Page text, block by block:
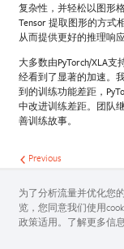
复杂性，并轻松以图形
Tensor 提取图形的方式
从而提供更好的推理响应
大多数由PyTorch/XLA
经看到了显著的加速。
到的训练功能差距，
中改进训练差距。团队
善训练故事。
Previous
© 版权所有 .
为了分析流量并优化您
览，您同意我们使用
政策适用。了解更多信